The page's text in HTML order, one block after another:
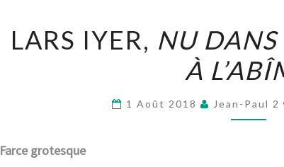
IYER,
NU
DANS
TON
LARS IYER, NU
À
1 Août 2018 Jean-Paul 2
Farce grotesque